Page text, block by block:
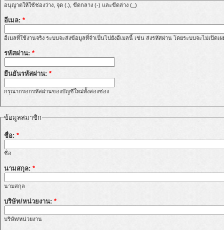
อนุญาตให้ใช้ช่องว่าง, จุด (.), ขีดกลาง (-) และขีดล่าง (_)
อีเมล:*
อีเมลที่ใช้งานจริง ระบบจะส่งข้อมูลที่จำเป็นไปยังอีเมลนี้ เช่น ส่งรหัสผ่าน โดยระบบจะไม่เปิด
รหัสผ่าน:*
ยืนยันรหัสผ่าน:*
กรุณากรอกรหัสผ่านของบัญชีใหม่ทั้งสองช่อง
ข้อมูลสมาชิก
ชื่อ:*
ชื่อ
นามสกุล:*
นามสกุล
บริษัท/หน่วยงาน:*
บริษัท/หน่วยงาน